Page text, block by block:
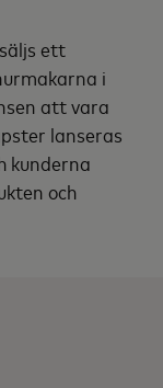
ett
i
att vara
lanseras
kunderna
och